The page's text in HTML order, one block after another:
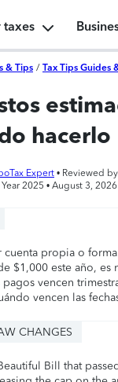
taxes
& Tips / Tax Tips Guides
hacerlo
Expert • Reviewed by
2025 • August 3,
cuenta propia o
$1,000 este año,
pagos vencen
vencen las
CHANGES
Bill that